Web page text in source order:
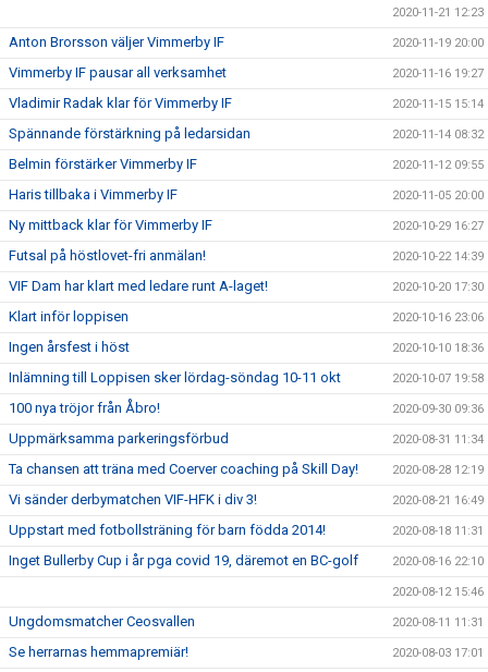
2020-11-21 12:23
Anton Brorsson väljer Vimmerby IF 2020-11-19 20:00
Vimmerby IF pausar all verksamhet 2020-11-16 19:27
Vladimir Radak klar för Vimmerby IF 2020-11-15 15:14
Spännande förstärkning på ledarsidan 2020-11-14 08:32
Belmin förstärker Vimmerby IF 2020-11-12 09:55
Haris tillbaka i Vimmerby IF 2020-11-05 20:00
Ny mittback klar för Vimmerby IF 2020-10-29 16:27
Futsal på höstlovet-fri anmälan! 2020-10-22 14:39
VIF Dam har klart med ledare runt A-laget! 2020-10-20 17:30
Klart inför loppisen 2020-10-16 23:06
Ingen årsfest i höst 2020-10-10 18:36
Inlämning till Loppisen sker lördag-söndag 10-11 okt 2020-10-07 19:58
100 nya tröjor från Åbro! 2020-09-30 09:36
Uppmärksamma parkeringsförbud 2020-08-31 11:34
Ta chansen att träna med Coerver coaching på Skill Day! 2020-08-28 12:19
Vi sänder derbymatchen VIF-HFK i div 3! 2020-08-21 16:49
Uppstart med fotbollsträning för barn födda 2014! 2020-08-18 11:31
Inget Bullerby Cup i år pga covid 19, däremot en BC-golf 2020-08-16 22:10
2020-08-12 15:46
Ungdomsmatcher Ceosvallen 2020-08-11 11:31
Se herrarnas hemmapremiär! 2020-08-03 17:01